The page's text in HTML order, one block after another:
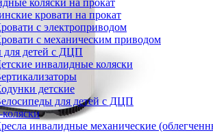
коляски на прокат
кровати на прокат
с электроприводом
с механическим приводом
для детей с ДЦП
инвалидные коляски
детские
для детей с ДЦП
инвалидные механические